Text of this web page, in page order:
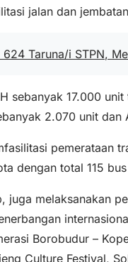
jalan dan
Taruna/i STPN,
sebanyak 17.000
2.070 unit
pemerataan
dengan total 115
juga melaksanakan
Borobudur –
Culture Festival,